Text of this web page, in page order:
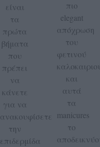
είναι
τα
πρώτα
βήματα
που
πρέπει
να
κάνετε
για να
ανακουφίσετε
την
επιδερμίδα
πιο
elegant
απόχρωση
του
φετινού
και
αυτά
τα
manicures
το